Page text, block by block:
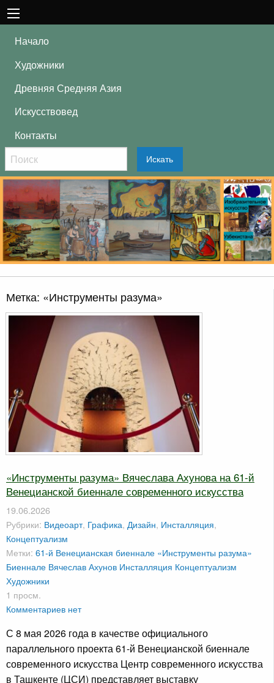
Начало
Художники
Древняя Средняя Азия
Искусствовед
Контакты
Искать
Метка: «Инструменты разума»
«Инструменты разума» Вячеслава Ахунова на 61-й
Венецианской биеннале современного искусства
19.06.2026
Рубрики: Видеоарт, Графика, Дизайн, Инсталляция,
Концептуализм
Метки: 61-й Венецианская биеннале «Инструменты разума»
Биеннале Вячеслав Ахунов Инсталляция Концептуализм
Художники
1 просм.
Комментариев нет
С 8 мая 2026 года в качестве официального
параллельного проекта 61-й Венецианской биеннале
современного искусства Центр современного искусства
в Ташкенте (ЦСИ) представляет выставку